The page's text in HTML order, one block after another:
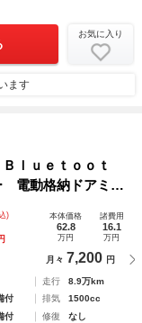
お気に入り
ます
ｕｅｔｏｏｔ
電動格納ドアミラ
装置
) 本体価格
62.8
万円
諸費用
16.1
万円
月々 7,200 円
走行
8.9万km
付 排気
1500cc
付 修復
なし